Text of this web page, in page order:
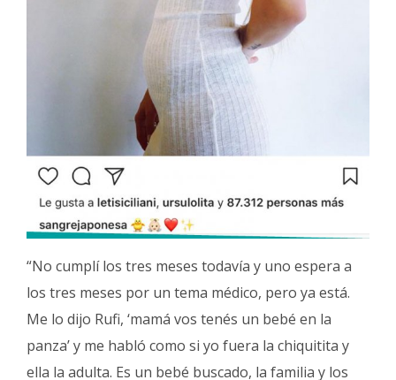
“No cumplí los tres meses todavía y uno espera a
los tres meses por un tema médico, pero ya está.
Me lo dijo Rufi, ‘mamá vos tenés un bebé en la
panza’ y me habló como si yo fuera la chiquitita y
ella la adulta. Es un bebé buscado, la familia y los